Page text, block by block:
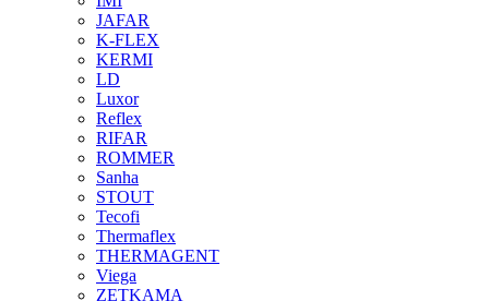
JAFAR
K-FLEX
KERMI
LD
Luxor
Reflex
RIFAR
ROMMER
Sanha
STOUT
Tecofi
Thermaflex
THERMAGENT
Viega
ZETKAMA